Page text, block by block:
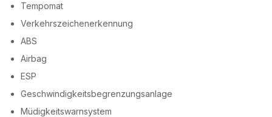
Tempomat
Verkehrszeichenerkennung
ABS
Airbag
ESP
Geschwindigkeitsbegrenzungsanlage
Müdigkeitswarnsystem